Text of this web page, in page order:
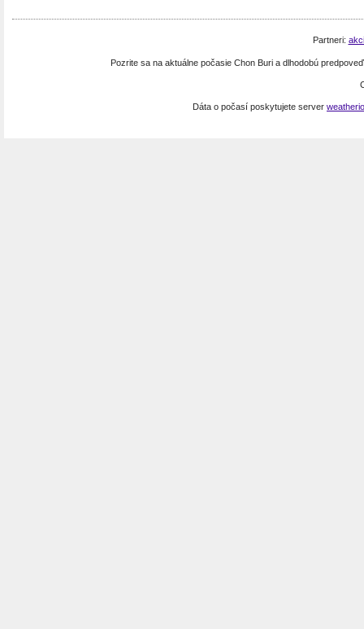
Partneri:
Pozrite sa na aktuálne počasie Chon Buri a dlhodobú
Dáta o počasí poskytujete server